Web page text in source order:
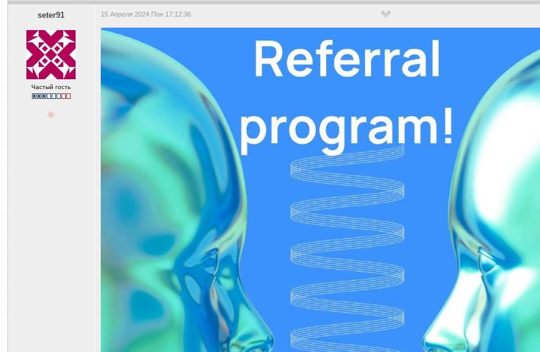
seter91
Частый гость
15 Апреля 2024 Пон 17:12:36